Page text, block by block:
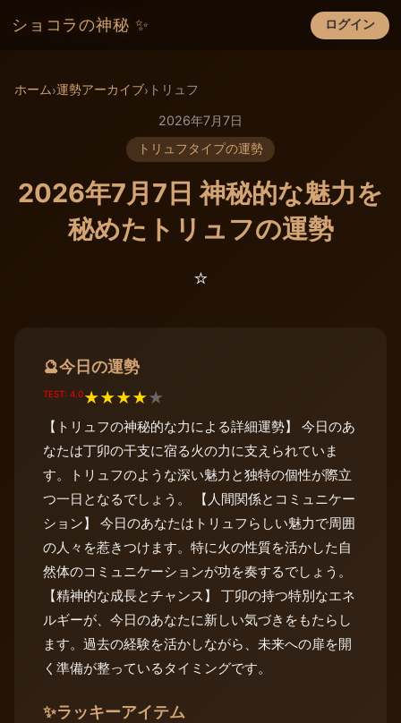
ショコラの神秘 ✨ ログイン
×
ホーム›運勢アーカイブ› トリュフ
2026年7月7日
トリュフタイプの運勢
2026年7月7日 神秘的な魅力を
秘めたトリュフの運勢
⭐️
🔮今日の運勢
TEST: 4.0★★★★★
【トリュフの神秘的な力による詳細運勢】 今日のあ
なたは丁卯の干支に宿る火の力に支えられていま
す。トリュフのような深い魅力と独特の個性が際立
つ一日となるでしょう。 【人間関係とコミュニケー
ション】 今日のあなたはトリュフらしい魅力で周囲
の人々を惹きつけます。特に火の性質を活かした自
然体のコミュニケーションが功を奏するでしょう。
【精神的な成長とチャンス】 丁卯の持つ特別なエネ
ルギーが、今日のあなたに新しい気づきをもたらし
ます。過去の経験を活かしながら、未来への扉を開
く準備が整っているタイミングです。
✨ラッキーアイテム